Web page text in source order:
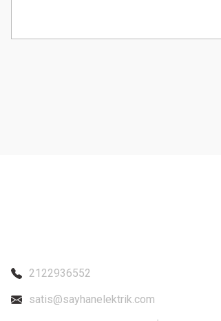
Görüş ve önerileriniz için teşekkür ederiz.
2122936552
satis@sayhanelektrik.com